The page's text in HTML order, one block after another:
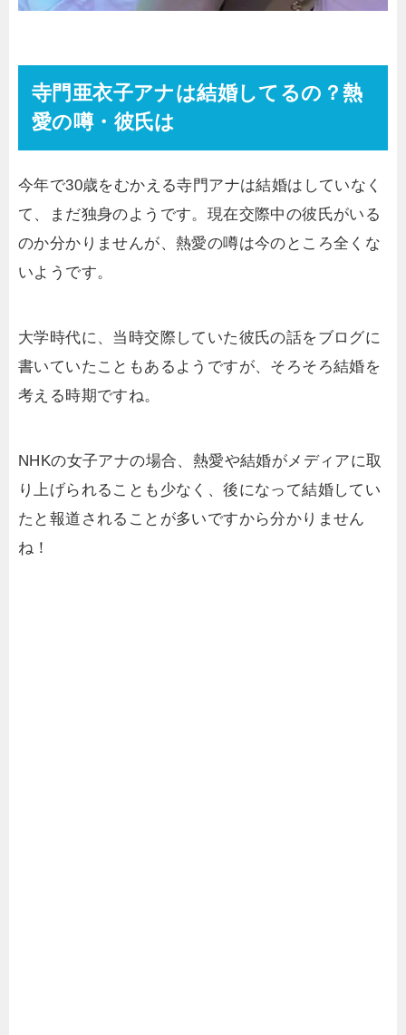
寺門亜衣子アナは結婚してるの？熱
愛の噂・彼氏は
今年で30歳をむかえる寺門アナは結婚はしていなく
て、まだ独身のようです。現在交際中の彼氏がいる
のか分かりませんが、熱愛の噂は今のところ全くな
いようです。
大学時代に、当時交際していた彼氏の話をブログに
書いていたこともあるようですが、そろそろ結婚を
考える時期ですね。
NHKの女子アナの場合、熱愛や結婚がメディアに取
り上げられることも少なく、後になって結婚してい
たと報道されることが多いですから分かりません
ね！